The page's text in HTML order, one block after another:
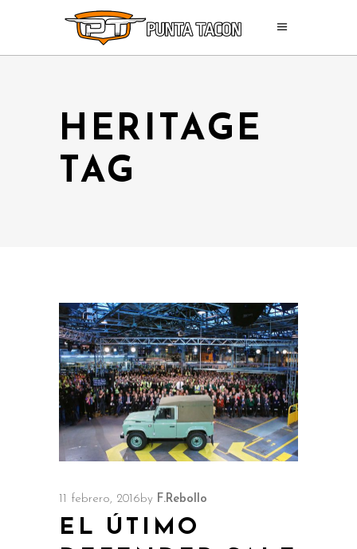
HERITAGE
TAG
11 febrero, 2016by F.Rebollo
EL ÚTIMO